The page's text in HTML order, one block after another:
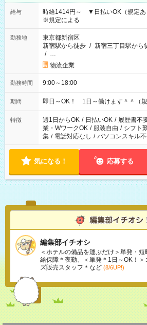
給与
時給1414円～ ▼日払いOK（規定
※規定による
勤務地
東京都新宿区
新宿駅から徒歩 / 新宿三丁目駅から
/ …
物流企業
勤務時間 9:00～18:00
期間 即日～OK！ 1日～働けます＾＾（規
特徴 週1日からOK / 日払いOK / 履歴書不
業・WワークOK / 服装自由 / シフト
集 / 電話対応なし / パソコンスキル
気になる！ 応募する
編集部イチオシ
＜ホテルの備品を運ぶだけ＞単発・短
給保障＊夜勤、＜単発＊1日～OK！＞
ズ販売スタッフ＊など (8/6UP!)